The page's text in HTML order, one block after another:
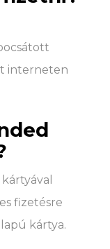
interneten
fizetésre
kártya.